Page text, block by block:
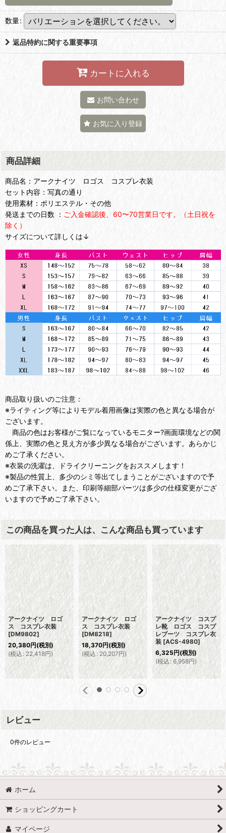
数量:
返品特約に関する重要事項
カートに入れる
お問い合わせ
お気に入り登録
商品詳細
商品名：アークナイツ ロゴス コスプレ衣装
セット内容：写真の通り
使用素材：ポリエステル・その他
発送までの日数 ： ご入金確認後、60〜70営業日です。（土日祝を
除く）
サイズについて詳しくは↓
商品取り扱いのご注意：
※ライティング等によりモデル着用画像は実際の色と異なる場合が
ございます。
商品の色はお客様がご覧になっているモニター?画面環境などの関
係上、実際の色と見え方が多少異なる場合がございます。あらかじ
めご了承ください。
※衣装の洗濯は、ドライクリーニングをおススメします！
※製品の性質上、多少のシミ等出てしまうことがございますので予
めご了承下さい。また、印刷等細部パーツは多少の仕様変更がござ
いますので予めご了承下さい。
この商品を買った人は、こんな商品も買っています
アークナイツ ロゴ
ス コスプレ衣装
[DM9802]
20,380円(税別)
(税込 : 22,418円)
アークナイツ ロゴ
ス コスプレ衣装
[DM8218]
18,370円(税別)
(税込 : 20,207円)
アークナイツ コスプ
レ靴 ロゴス コスプ
レブーツ コスプレ衣
装 [ACS-4980]
6,325円(税別)
(税込 : 6,958円)
レビュー
0件のレビュー
ホーム
ショッピングカート
マイページ